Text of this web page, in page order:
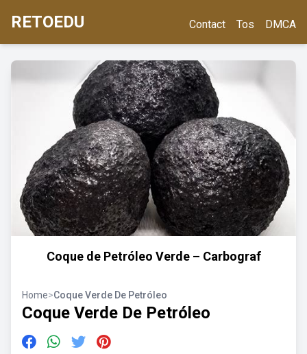
RETOEDU Contact Tos DMCA
Coque de Petróleo Verde – Carbograf
Home>Coque Verde De Petróleo
Coque Verde De Petróleo